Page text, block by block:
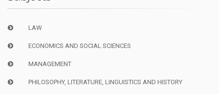
LAW
ECONOMICS AND SOCIAL SCIENCES
MANAGEMENT
PHILOSOPHY, LITERATURE, LINGUISTICS AND HISTORY